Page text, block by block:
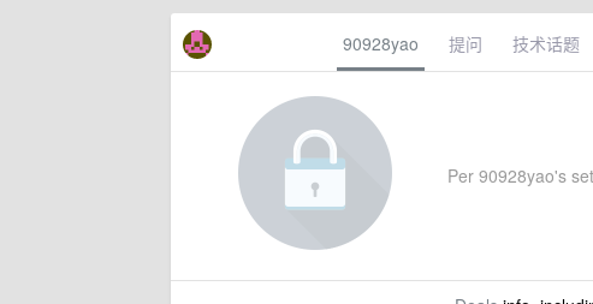
90928yao 提问 技术话题
Per 90928yao's